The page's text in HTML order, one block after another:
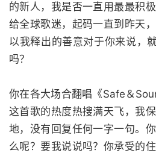
的新人，我是否一直用最最积
给全球歌迷，起码一直到昨天
以我释出的善意对于你来说，
吗？
你在各大场合翻唱《Safe＆
这首歌的热度热搜满天飞，我
地，没有回复任何一字一句。
么呢？要我说说吗？你承受的